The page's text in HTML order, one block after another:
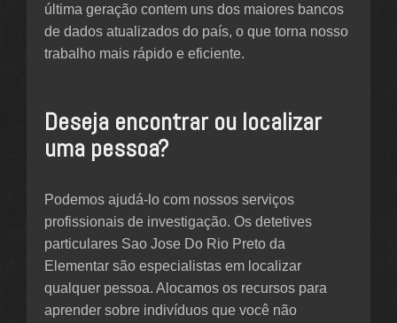
última geração contem uns dos maiores bancos
de dados atualizados do país, o que torna nosso
trabalho mais rápido e eficiente.
Deseja encontrar ou localizar
uma pessoa?
Podemos ajudá-lo com nossos serviços
profissionais de investigação. Os detetives
particulares Sao Jose Do Rio Preto da
Elementar são especialistas em localizar
qualquer pessoa. Alocamos os recursos para
aprender sobre indivíduos que você não